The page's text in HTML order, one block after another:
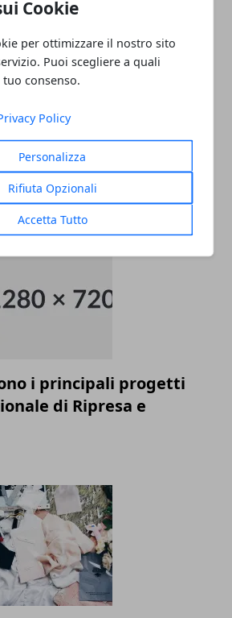
Cookie
per ottimizzare il nostro sito
Puoi scegliere a quali
consenso.
Policy
Personalizza
Rifiuta Opzionali
Accetta Tutto
l’aeroporto di
i principali progetti
di Ripresa e